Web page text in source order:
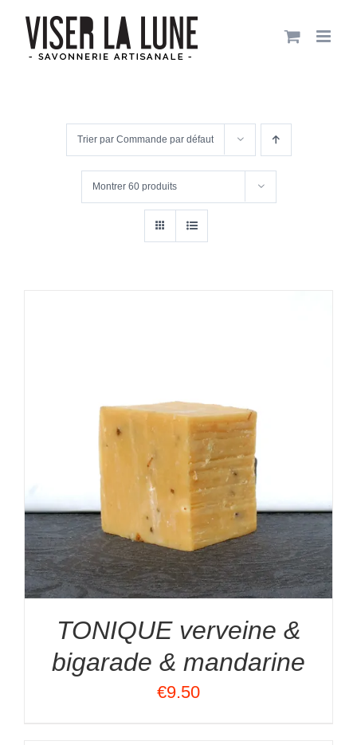
Passer
Trier par Commande par défaut
Montrer 60 produits
TONIQUE verveine &
bigarade & mandarine
€9.50